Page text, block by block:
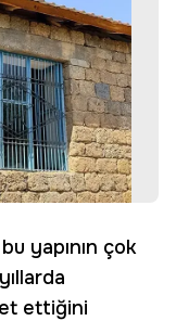
yapının çok
ettiğini